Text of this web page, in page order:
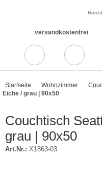
versandkostenfrei
Startseite Wohnzimmer
Eiche / grau | 90x50
Couchtisch
grau | 90x50
Art.Nr.: X1863-03